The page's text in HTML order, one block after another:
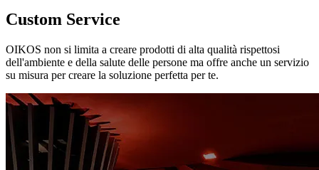
Custom Service
OIKOS non si limita a creare prodotti di alta qualità rispettosi
dell'ambiente e della salute delle persone ma offre anche un servizio
su misura per creare la soluzione perfetta per te.